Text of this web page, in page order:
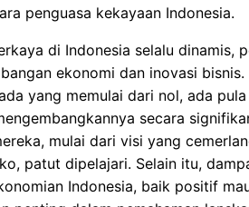
penguasa kekayaan Indonesia.
di Indonesia selalu dinamis,
ekonomi dan inovasi
yang memulai dari nol, ada
secara
mulai dari visi yang
patut dipelajari. Selain itu,
Indonesia, baik positif